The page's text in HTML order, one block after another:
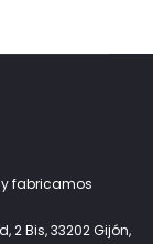
fabricamos
Bis, 33202 Gijón,